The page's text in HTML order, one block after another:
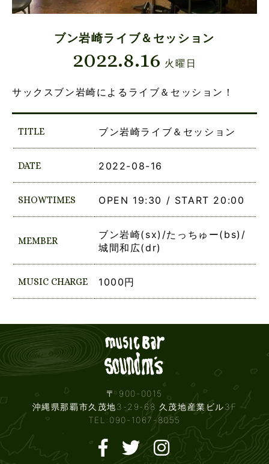
ブン岩崎ライブ＆セッション
2022.8.16 火曜日
サックスブン岩崎によるライブ＆セッション！
TITLE ブン岩崎ライブ＆セッション
DATE 2022-08-16
SHOWTIMES OPEN 19:30 / START 20:00
MEMBER
ブン岩崎(sx)/たっちゅー(bs)/
城間和広(dr)
MUSIC CHARGE 1000円
〒 900-0015
沖縄県那覇市久茂地3-29-68 久茂地産業ビル3F
TEL:090-1067-8055